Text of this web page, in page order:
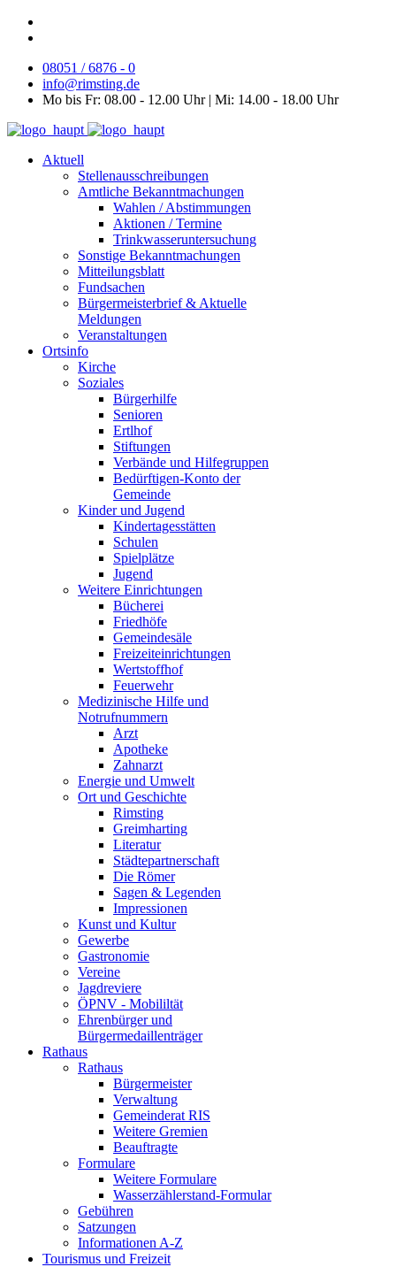
08051 / 6876 - 0
info@rimsting.de
Mo bis Fr: 08.00 - 12.00 Uhr | Mi: 14.00 - 18.00 Uhr
Aktuell
Stellenausschreibungen
Amtliche Bekanntmachungen
Wahlen / Abstimmungen
Aktionen / Termine
Trinkwasseruntersuchung
Sonstige Bekanntmachungen
Mitteilungsblatt
Fundsachen
Bürgermeisterbrief & Aktuelle
Meldungen
Veranstaltungen
Ortsinfo
Kirche
Soziales
Bürgerhilfe
Senioren
Ertlhof
Stiftungen
Verbände und Hilfegruppen
Bedürftigen-Konto der
Gemeinde
Kinder und Jugend
Kindertagesstätten
Schulen
Spielplätze
Jugend
Weitere Einrichtungen
Bücherei
Friedhöfe
Gemeindesäle
Freizeiteinrichtungen
Wertstoffhof
Feuerwehr
Medizinische Hilfe und
Notrufnummern
Arzt
Apotheke
Zahnarzt
Energie und Umwelt
Ort und Geschichte
Rimsting
Greimharting
Literatur
Städtepartnerschaft
Die Römer
Sagen & Legenden
Impressionen
Kunst und Kultur
Gewerbe
Gastronomie
Vereine
Jagdreviere
ÖPNV - Mobililtät
Ehrenbürger und
Bürgermedaillenträger
Rathaus
Rathaus
Bürgermeister
Verwaltung
Gemeinderat RIS
Weitere Gremien
Beauftragte
Formulare
Weitere Formulare
Wasserzählerstand-Formular
Gebühren
Satzungen
Informationen A-Z
Tourismus und Freizeit